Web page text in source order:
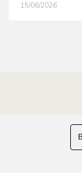
15/06/2026